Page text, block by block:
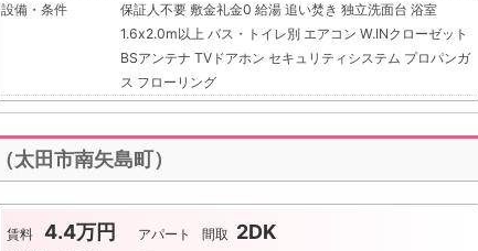
設備・条件
保証人不要 敷金礼金0 給湯 追い焚き 独立洗面台 浴室
1.6x2.0m以上 バス・トイレ別 エアコン W.INクローゼット
BSアンテナ TVドアホン セキュリティシステム プロパンガ
ス フローリング
田市南矢島町）
賃料 4.4万円 アパート 間取 2DK